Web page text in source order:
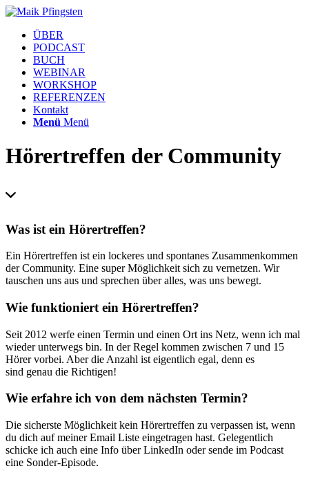
ÜBER
PODCAST
BUCH
WEBINAR
WORKSHOP
REFERENZEN
Kontakt
Menü Menü
Hörertreffen der Community
Was ist ein Hörertreffen?
Ein Hörertreffen ist ein lockeres und spontanes Zusammenkommen
der Community. Eine super Möglichkeit sich zu vernetzen. Wir
tauschen uns aus und sprechen über alles, was uns bewegt.
Wie funktioniert ein Hörertreffen?
Seit 2012 werfe einen Termin und einen Ort ins Netz, wenn ich mal
wieder unterwegs bin. In der Regel kommen zwischen 7 und 15
Hörer vorbei. Aber die Anzahl ist eigentlich egal, denn es
sind genau die Richtigen!
Wie erfahre ich von dem nächsten Termin?
Die sicherste Möglichkeit kein Hörertreffen zu verpassen ist, wenn
du dich auf meiner Email Liste eingetragen hast. Gelegentlich
schicke ich auch eine Info über LinkedIn oder sende im Podcast
eine Sonder-Episode.